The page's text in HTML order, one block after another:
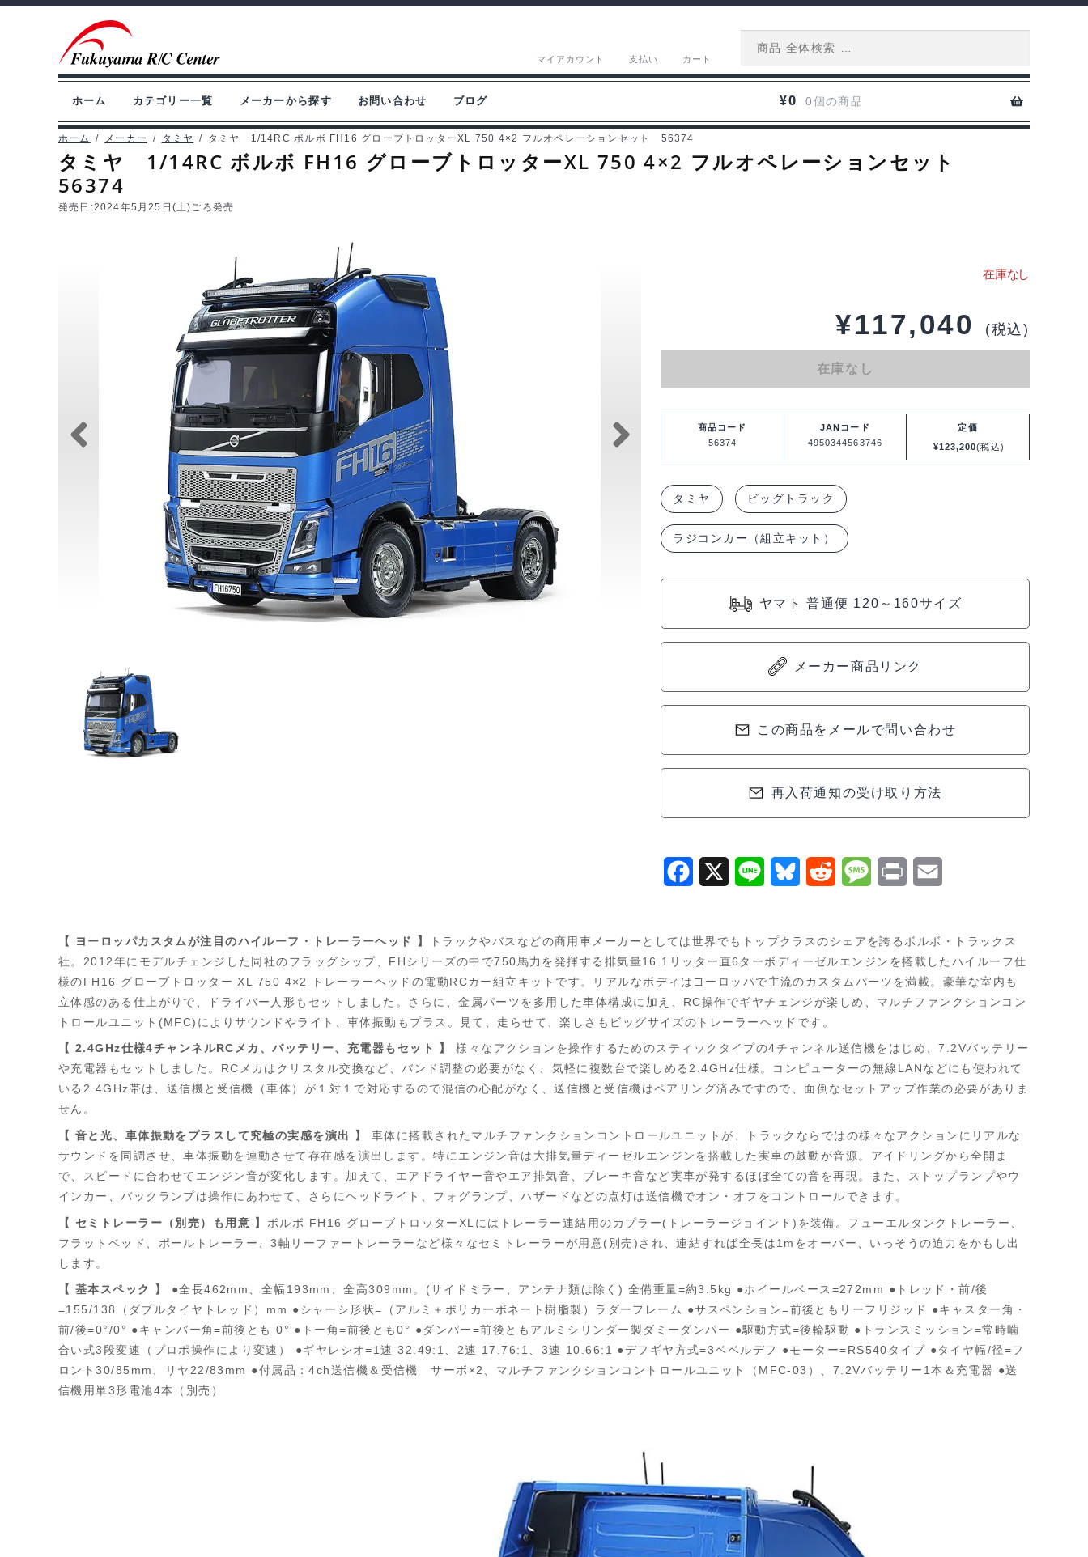
ビ
ゲ
ョ
ン
へ
ス
ン
テ
へ
ス
キ
ッ
マイアカウント 支払い カート
ホーム カテゴリー一覧 メーカーから探す お問い合わせ ブログ ¥0 0個の商品
ホーム / メーカー / タミヤ / タミヤ 1/14RC ボルボ FH16 グローブトロッターXL 750 4×2 フルオペレーションセット 56374
タミヤ 1/14RC ボルボ FH16 グローブトロッターXL 750 4×2 フルオペレーションセット
56374
発売日:2024年5月25日(土)ごろ発売
¥117,040 (税込)
在庫なし
商品コード
56374
JANコード
4950344563746
定価
¥123,200(税込)
タミヤ ビッグトラック
ラジコンカー（組立キット）
ヤマト 普通便 120～160サイズ
メーカー商品リンク
この商品をメールで問い合わせ
再入荷通知の受け取り方法
e
b
o
o
k
X
e
B
e
s
k
y
R
d
i
M
s
e
n
t
i
l
【 ヨーロッパカスタムが注目のハイルーフ・トレーラーヘッド 】
トラックやバスなどの商用車メーカーとしては世界でもトップクラスのシェアを誇るボルボ・トラックス
社。2012年にモデルチェンジした同社のフラッグシップ、FHシリーズの中で750馬力を発揮する排気量16.1リッター直6ターボディーゼルエンジンを搭載したハイルーフ仕
様のFH16 グローブトロッター XL 750 4×2 トレーラーヘッドの電動RCカー組立キットです。リアルなボディはヨーロッパで主流のカスタムパーツを満載。豪華な室内も
立体感のある仕上がりで、ドライバー人形もセットしました。さらに、金属パーツを多用した車体構成に加え、RC操作でギヤチェンジが楽しめ、マルチファンクションコン
トロールユニット(MFC)によりサウンドやライト、車体振動もプラス。見て、走らせて、楽しさもビッグサイズのトレーラーヘッドです。
【 2.4GHz仕様4チャンネルRCメカ、バッテリー、充電器もセット 】
様々なアクションを操作するためのスティックタイプの4チャンネル送信機をはじめ、7.2Vバッテリー
や充電器もセットしました。RCメカはクリスタル交換など、バンド調整の必要がなく、気軽に複数台で楽しめる2.4GHz仕様。コンピューターの無線LANなどにも使われて
いる2.4GHz帯は、送信機と受信機（車体）が１対１で対応するので混信の心配がなく、送信機と受信機はペアリング済みですので、面倒なセットアップ作業の必要がありま
せん。
【 音と光、車体振動をプラスして究極の実感を演出 】
車体に搭載されたマルチファンクションコントロールユニットが、トラックならではの様々なアクションにリアルな
サウンドを同調させ、車体振動を連動させて存在感を演出します。特にエンジン音は大排気量ディーゼルエンジンを搭載した実車の鼓動が音源。アイドリングから全開ま
で、スピードに合わせてエンジン音が変化します。加えて、エアドライヤー音やエア排気音、ブレーキ音など実車が発するほぼ全ての音を再現。また、ストップランプやウ
インカー、バックランプは操作にあわせて、さらにヘッドライト、フォグランプ、ハザードなどの点灯は送信機でオン・オフをコントロールできます。
【 セミトレーラー（別売）も用意 】 ボルボ FH16 グローブトロッターXLにはトレーラー連結用のカプラー(トレーラージョイント)を装備。フューエルタンクトレーラー、
フラットベッド、ポールトレーラー、3軸リーファートレーラーなど様々なセミトレーラーが用意(別売)され、連結すれば全長は1mをオーバー、いっそうの迫力をかもし出
します。
【 基本スペック 】
●全長462mm、全幅193mm、全高309mm。(サイドミラー、アンテナ類は除く) 全備重量=約3.5kg ●ホイールベース=272mm ●トレッド・前/後
=155/138（ダブルタイヤトレッド）mm ●シャーシ形状=（アルミ＋ポリカーボネート樹脂製）ラダーフレーム ●サスペンション=前後ともリーフリジッド ●キャスター角・
前/後=0°/0° ●キャンバー角=前後とも 0° ●トー角=前後とも0° ●ダンパー=前後ともアルミシリンダー製ダミーダンパー ●駆動方式=後輪駆動 ●トランスミッション=常時噛
合い式3段変速（プロポ操作により変速） ●ギヤレシオ=1速 32.49:1、2速 17.76:1、3速 10.66:1 ●デフギヤ方式=3ベベルデフ ●モーター=RS540タイプ ●タイヤ幅/径=フ
ロント30/85mm、リヤ22/83mm ●付属品：4ch送信機＆受信機 サーボ×2、マルチファンクションコントロールユニット（MFC-03）、7.2Vバッテリー1本＆充電器 ●送
信機用単3形電池4本（別売）